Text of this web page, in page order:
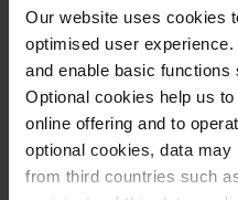
Our website uses cookies
optimised user
and enable basic functions
Optional cookies help us
online offering and to
optional cookies, data
from third countries such
ontvangt u een e-mail
downloadlink of een
afhankelijk van de door
De voucher die u zelf
weergegeven in het
"Downloads".
Om deze in de BWT-